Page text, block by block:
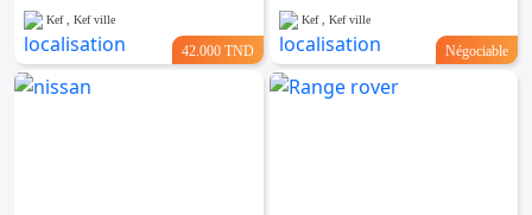
Kef , Kef ville
42.000 TND
Kef , Kef ville
Négociable